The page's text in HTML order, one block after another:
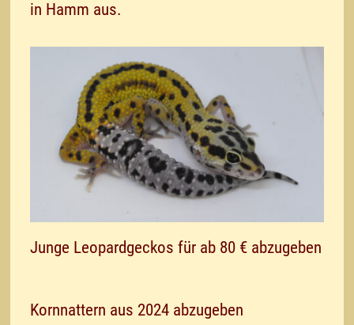
in Hamm aus.
Junge Leopardgeckos für ab 80 € abzugeben
Kornnattern aus 2024 abzugeben